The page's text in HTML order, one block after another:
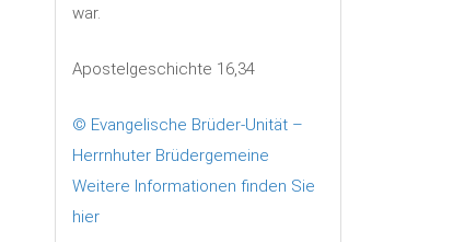
war.
Apostelgeschichte 16,34
© Evangelische Brüder-Unität –
Herrnhuter Brüdergemeine
Weitere Informationen finden Sie
hier